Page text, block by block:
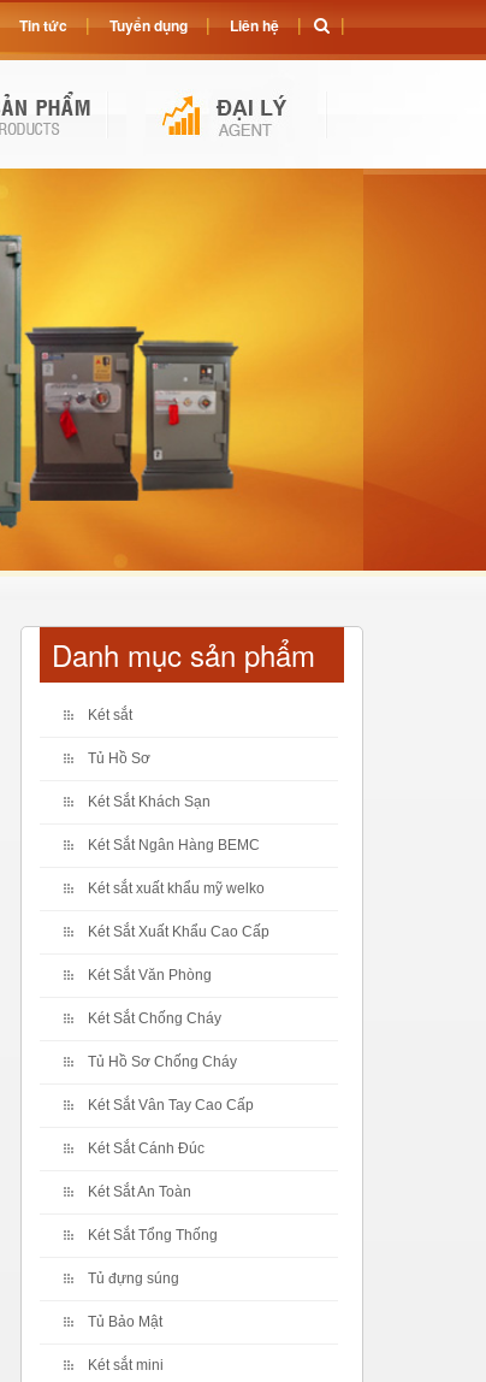
Danh mục sản phẩm
Két sắt
Tủ Hồ Sơ
Két Sắt Khách Sạn
Két Sắt Ngân Hàng BEMC
Két sắt xuất khẩu mỹ welko
Két Sắt Xuất Khẩu Cao Cấp
Két Sắt Văn Phòng
Két Sắt Chống Cháy
Tủ Hồ Sơ Chống Cháy
Két Sắt Vân Tay Cao Cấp
Két Sắt Cánh Đúc
Két Sắt An Toàn
Két Sắt Tổng Thống
Tủ đựng súng
Tủ Bảo Mật
Két sắt mini
Tin tức Tuyển dụng Liên hệ